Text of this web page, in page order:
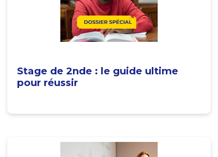
Stage de 2nde : le guide ultime
pour réussir